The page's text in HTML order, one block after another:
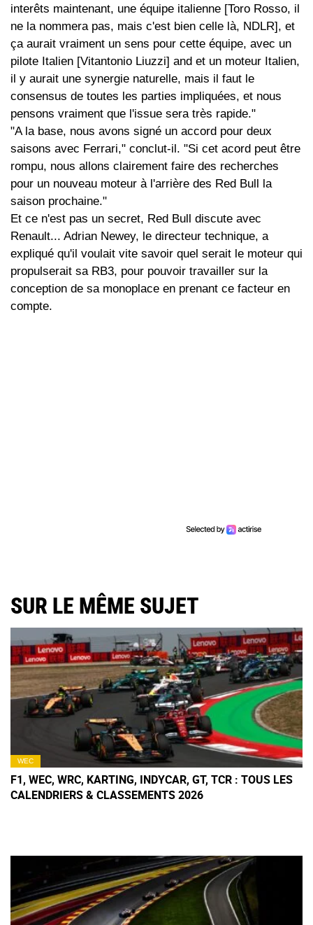
interêts maintenant, une équipe italienne [Toro Rosso, il
ne la nommera pas, mais c'est bien celle là, NDLR], et
ça aurait vraiment un sens pour cette équipe, avec un
pilote Italien [Vitantonio Liuzzi] and et un moteur Italien,
il y aurait une synergie naturelle, mais il faut le
consensus de toutes les parties impliquées, et nous
pensons vraiment que l'issue sera très rapide."
"A la base, nous avons signé un accord pour deux
saisons avec Ferrari," conclut-il. "Si cet acord peut être
rompu, nous allons clairement faire des recherches
pour un nouveau moteur à l'arrière des Red Bull la
saison prochaine."
Et ce n'est pas un secret, Red Bull discute avec
Renault... Adrian Newey, le directeur technique, a
expliqué qu'il voulait vite savoir quel serait le moteur qui
propulserait sa RB3, pour pouvoir travailler sur la
conception de sa monoplace en prenant ce facteur en
compte.
SUR LE MÊME SUJET
WEC
F1, WEC, WRC, KARTING, INDYCAR, GT, TCR : TOUS LES
CALENDRIERS & CLASSEMENTS 2026